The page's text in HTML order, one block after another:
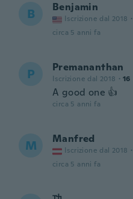
B Benjamin
Iscrizione dal 2018 ·
circa 5 anni fa
P Premananthan
Iscrizione dal 2018 · 16
A good one 👍
circa 5 anni fa
M Manfred
Iscrizione dal 2018 ·
circa 5 anni fa